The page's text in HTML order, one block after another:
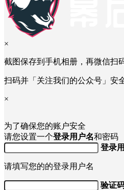
×
截图保存到手机相册，再微信扫
扫码并「关注我们的公众号」安
×
为了确保您的账户安全
请您设置一个登录用户名和密码
登录
请填写您的的登录用户名
验证